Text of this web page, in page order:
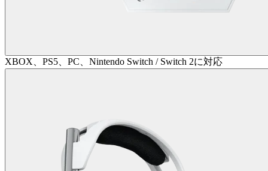
XBOX、PS5、PC、Nintendo Switch / Switch 2に対応